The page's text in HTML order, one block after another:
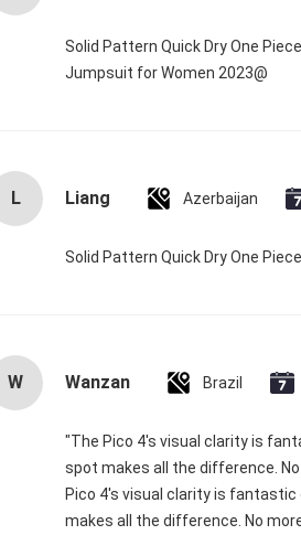
Solid Pattern Quick Dry One
Jumpsuit for Women 2023@
L Liang Azerbaijan
Solid Pattern Quick Dry One
W Wanzan Brazil
"The Pico 4's visual clarity is
spot makes all the difference.
Pico 4's visual clarity is
makes all the difference. No